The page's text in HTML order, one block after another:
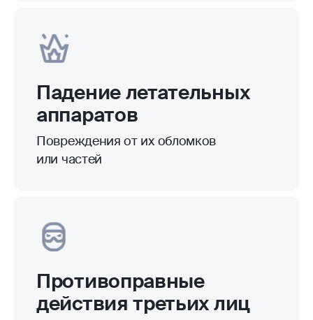
Падение летательных
аппаратов
Повреждения от их обломков
или частей
Противоправные
действия третьих лиц